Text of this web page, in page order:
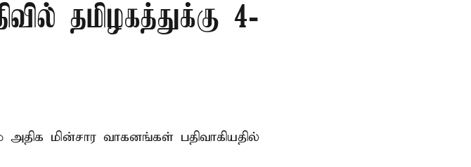
தமிழகத்துக்கு 4-
மின்சார வாகனங்கள் பதிவாகியதில்